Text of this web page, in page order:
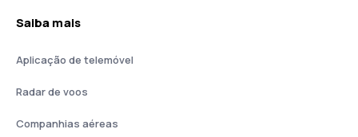
Saiba mais
Aplicação de telemóvel
Radar de voos
Companhias aéreas